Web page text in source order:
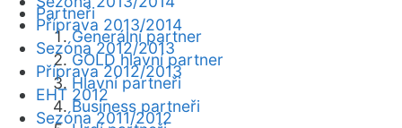
Partneři
Generální partner
GOLD hlavní partner
Hlavní partneři
Business partneři
Příprava 2013/2014
Sezóna 2012/2013
Příprava 2012/2013
EHT 2012
Sezóna 2011/2012